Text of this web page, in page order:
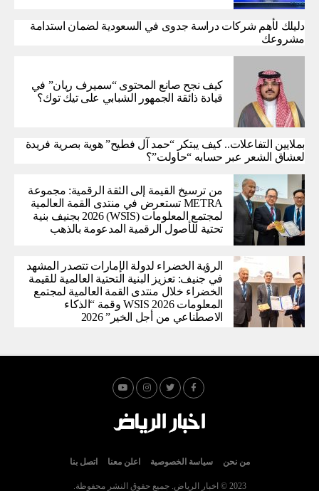
دليلك لأهم شركات دراسة جدوى في السعودية لضمان استدامة
مشروعك
كيف نجح صانع المحتوى “سميرف ريان” في
قيادة ذائقة الجمهور الشبابي على تيك توك؟
بملايين التفاعلات.. كيف يبتكر “حمد آل فطيح” هوية بصرية فريدة
لعشاق الشعر عبر حسابه “حاولت”؟
من ترسيخ القيمة إلى الثقة الرقمية: مجموعة
METRA تستعرض في منتدى القمة العالمية
لمجتمع المعلومات (WSIS) 2026 بجنيف بنية
تحتية للأصول الرقمية المدعومة بالذهب
الرؤية الخضراء لدولة الإمارات تتصدر المشهد
في جنيف: تعزيز البنية التحتية العالمية للقيمة
الخضراء خلال منتدى القمة العالمية لمجتمع
المعلومات WSIS 2026 وقمة “الذكاء
الاصطناعي من أجل الخير” 2026
من نحن سياسة الخصوصية اعلن معنا اتصل بنا
2023 © اخبار الرياض. جميع حقوق النشر محفوظة.